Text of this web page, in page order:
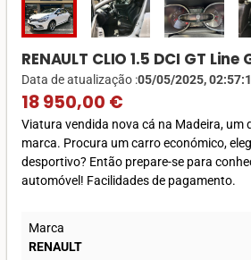
RENAULT CLIO 1.5 DCI GT
Data de atualização :05/05/2025,
18 950,00 €
Viatura vendida nova cá na Madeira, um
marca. Procura um carro económico,
desportivo? Então prepare-se para
automóvel! Facilidades de pagamento.
Marca
RENAULT